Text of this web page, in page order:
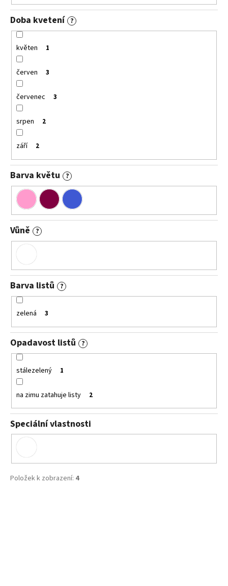
Doba kvetení ?
květen 1
červen 3
červenec 3
srpen 2
září 2
Barva květu ?
Vůně ?
Barva listů ?
zelená 3
Opadavost listů ?
stálezelený 1
na zimu zatahuje listy 2
Speciální vlastnosti
Položek k zobrazení: 4